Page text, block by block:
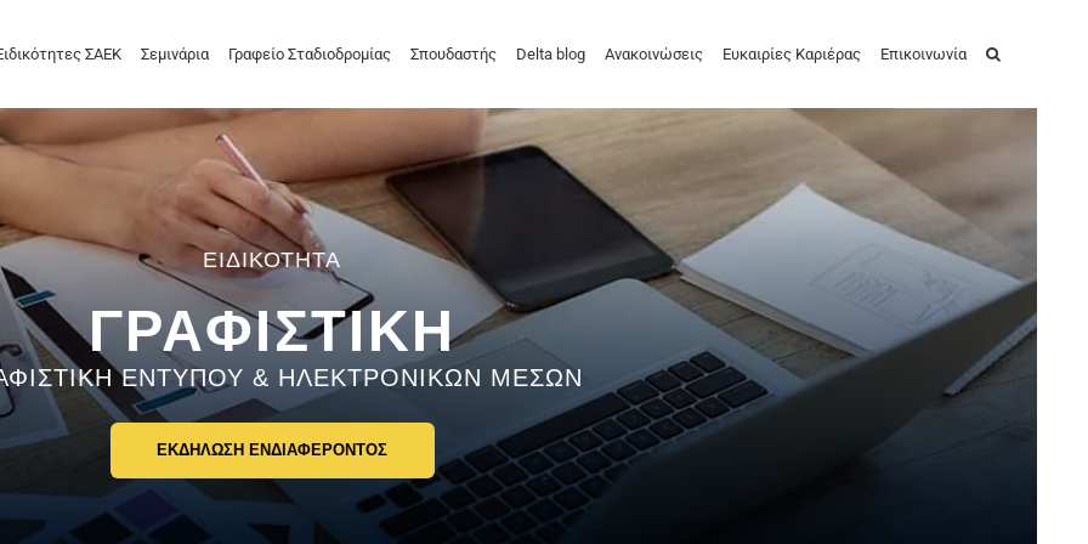
ΣΑΕΚ Σεμινάρια Γραφείο Σταδιοδρομίας Σπουδαστής Delta blog Ανακοινώσεις Ευκαιρίες Καριέρας Επικοινωνία
ΓΡΑΦΙΣΤΙΚΗ
ΕΝΤΥΠΟΥ & ΗΛΕΚΤΡΟΝΙΚΩΝ ΜΕΣΩΝ
ΕΚΔΗΛΩΣΗ ΕΝΔΙΑΦΕΡΟΝΤΟΣ